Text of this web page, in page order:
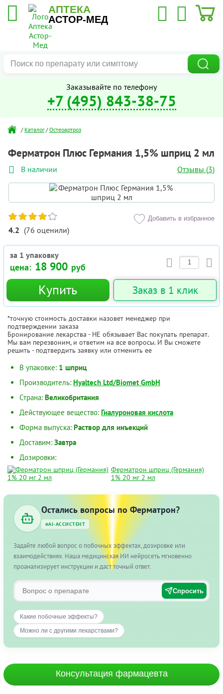
АПТЕКА
АСТОР-МЕД
Заказывайте по телефону
+7 (495) 843-38-75
/ Каталог /Остеоартроз
Ферматрон Плюс Германия 1,5% шприц 2 мл
В наличии Отзывы (3)
4.2 (76 оценили)
Добавить в избранное
за 1 упаковку
цена: 18 900 руб
Купить Заказ в 1 клик
*точную стоимость доставки назовет менеджер при
подтверждении заказа
Бронирование лекарства - НЕ обязывает Вас покупать препарат.
Мы вам перезвоним, и ответим на все вопросы. И Вы сможете
решить - подтвердить заявку или отменить ее
В упаковке: 1 шприц
Производитель: Hyaltech Ltd/Biomet GmbH
Страна: Великобритания
Действующее вещество: Гиалуроновая кислота
Форма выпуска: Раствор для инъекций
Доставим: Завтра
Дозировки:
Ферматрон шприц (Германия)
1% 20 мг 2 мл
Остались вопросы по Ферматрон?
AI-АССИСТЕНТ
Задайте любой вопрос о побочных эффектах, дозировке или
взаимодействиях. Наша медицинская ИИ нейросеть мгновенно
проанализирует инструкции и даст точный ответ.
Спросить
Какие побочные эффекты?
Можно ли с другими лекарствами?
Консультация фармацевта